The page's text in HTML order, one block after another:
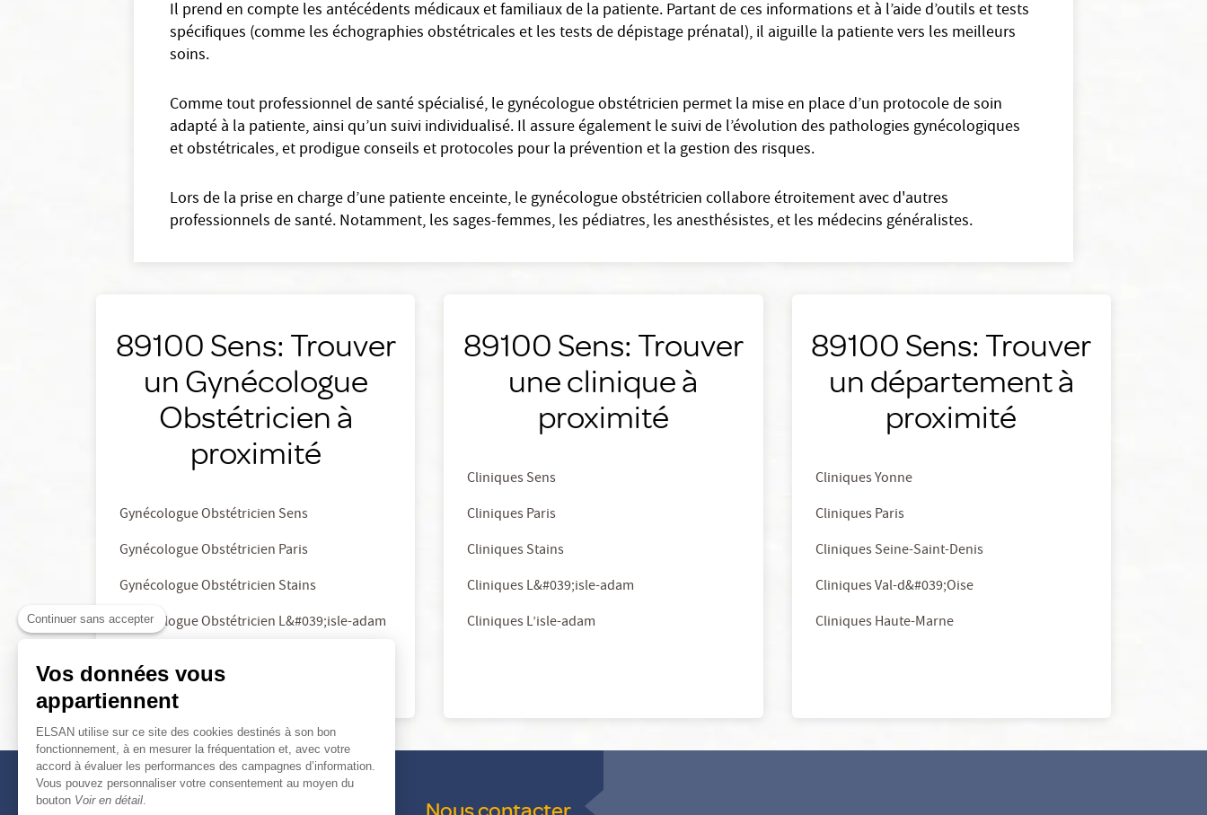
Continuer sans accepter
Vos données vous
appartiennent
ELSAN utilise sur ce site des cookies destinés à son bon
fonctionnement, à en mesurer la fréquentation et, avec votre
accord à évaluer les performances des campagnes d’information.
Vous pouvez personnaliser votre consentement au moyen du
bouton Voir en détail
Il prend en compte les antécédents médicaux et familiaux de la patiente. Partant de ces informations et à l’aide d’outils et tests
spécifiques (comme les échographies obstétricales et les tests de dépistage prénatal), il aiguille la patiente vers les meilleurs
soins.
Comme tout professionnel de santé spécialisé, le gynécologue obstétricien permet la mise en place d’un protocole de soin
adapté à la patiente, ainsi qu’un suivi individualisé. Il assure également le suivi de l’évolution des pathologies gynécologiques
et obstétricales, et prodigue conseils et protocoles pour la prévention et la gestion des risques.
Lors de la prise en charge d’une patiente enceinte, le gynécologue obstétricien collabore étroitement avec d'autres
professionnels de santé. Notamment, les sages-femmes, les pédiatres, les anesthésistes, et les médecins généralistes.
89100 Sens: Trouver
un Gynécologue
Obstétricien à
proximité
Gynécologue Obstétricien Sens
Gynécologue Obstétricien Paris
Gynécologue Obstétricien Stains
Gynécologue Obstétricien L&#039;isle-adam
89100 Sens: Trouver
une clinique à
proximité
Cliniques Sens
Cliniques Paris
Cliniques Stains
Cliniques L&#039;isle-adam
Cliniques L’isle-adam
89100 Sens: Trouver
un département à
proximité
Cliniques Yonne
Cliniques Paris
Cliniques Seine-Saint-Denis
Cliniques Val-d&#039;Oise
Cliniques Haute-Marne
Nous contacter